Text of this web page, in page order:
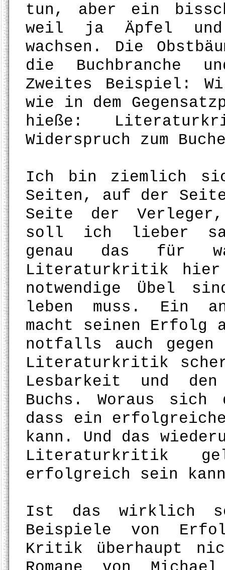
tun, aber ein
weil ja Äpfel und
wachsen. Die
die Buchbranche
Zweites Beispiel:
wie in dem
hieße:
Widerspruch zum
Ich bin ziemlich
Seiten, auf der
Seite der
soll ich lieber
genau das für
Literaturkritik hier
notwendige Übel
leben muss. Ein
macht seinen Erfolg
notfalls auch
Literaturkritik
Lesbarkeit und
Buchs. Woraus
dass ein
kann. Und das
Literaturkritik
erfolgreich sein
Ist das wirklich
Beispiele von
Kritik überhaupt